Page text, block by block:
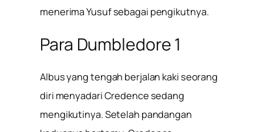
menerima Yusuf sebagai pengikutnya.
Para Dumbledore 1
Albus yang tengah berjalan kaki seorang
diri menyadari Credence sedang
mengikutinya. Setelah pandangan